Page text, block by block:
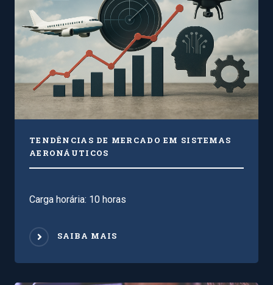
TENDÊNCIAS DE MERCADO EM SISTEMAS
AERONÁUTICOS
Carga horária: 10 horas
SAIBA MAIS